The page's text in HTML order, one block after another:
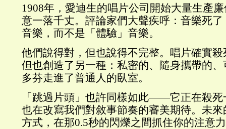
1908年，愛迪生的唱片公司開始大量生產
意一落千丈。評論家們大聲疾呼：音樂死
音樂，而不是「體驗」音樂。
他們說得對，但也說得不完整。唱片確實
但也創造了另一種：私密的、隨身攜帶的
多芬走進了普通人的臥室。
「跳過片頭」也許同樣如此——它正在殺
也在改寫我們對敘事節奏的審美期待。未
方式，在那0.5秒的閃爍之間抓住你的注意